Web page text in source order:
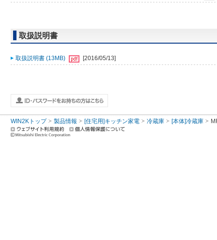
取扱説明書
取扱説明書 (13MB) [2016/05/13]
WIN2Kトップ 製品情報 [住宅用]キッチン家電 冷蔵庫 [本体]冷蔵庫